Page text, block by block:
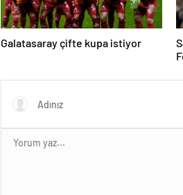
Galatasaray çifte kupa istiyor